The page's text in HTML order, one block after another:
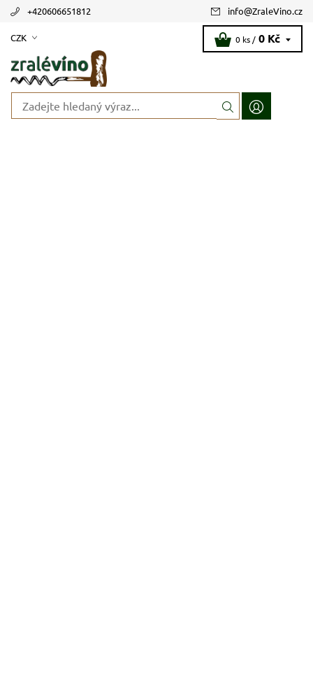
+420606651812 info@ZraleVino.cz
CZK 0 ks / 0 Kč